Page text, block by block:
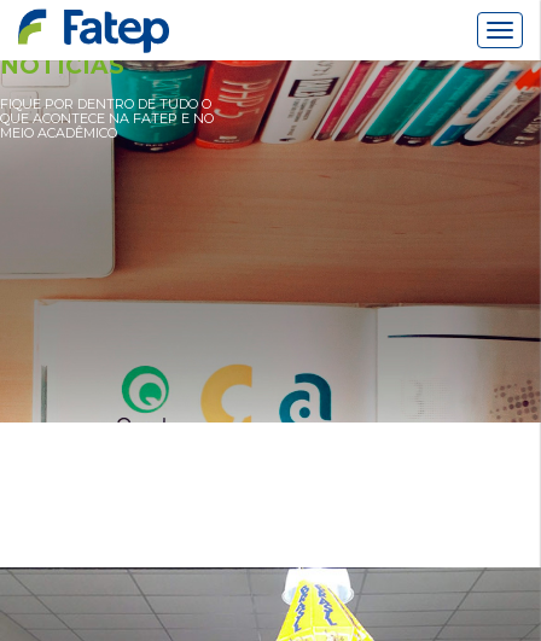
NOTÍCIAS
FIQUE POR DENTRO DE TUDO O
QUE ACONTECE NA FATEP E NO
MEIO ACADÊMICO